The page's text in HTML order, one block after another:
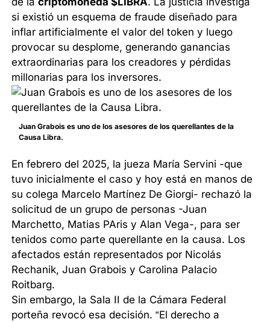
si existió un esquema de fraude diseñado para
inflar artificialmente el valor del token y luego
provocar su desplome, generando ganancias
extraordinarias para los creadores y pérdidas
millonarias para los inversores.
Juan Grabois es uno de los asesores de los querellantes de la
Causa Libra.
En febrero del 2025, la jueza María Servini -que
tuvo inicialmente el caso y hoy está en manos de
su colega Marcelo Martínez De Giorgi- rechazó la
solicitud de un grupo de personas -Juan
Marchetto, Matias PAris y Alan Vega-, para ser
tenidos como parte querellante en la causa. Los
afectados están representados por Nicolás
Rechanik, Juan Grabois y Carolina Palacio
Roitbarg.
Sin embargo, la Sala II de la Cámara Federal
porteña revocó esa decisión. “El derecho a